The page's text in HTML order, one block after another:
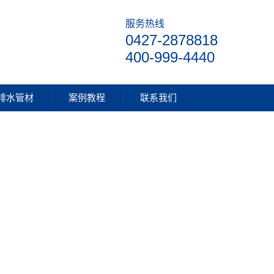
服务热线
0427-2878818
400-999-4440
水管材 案例教程 联系我们